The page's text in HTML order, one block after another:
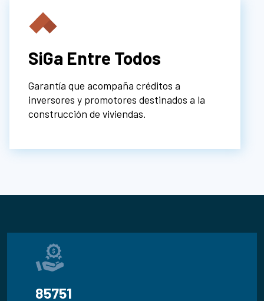
SiGa Entre Todos
Garantía que acompaña créditos a
inversores y promotores destinados a la
construcción de viviendas.
91.224